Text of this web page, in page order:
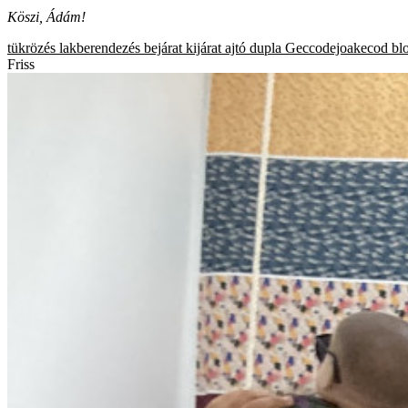
Köszi, Ádám!
tükrözés lakberendezés bejárat kijárat ajtó dupla Geccodejoakecod
Friss